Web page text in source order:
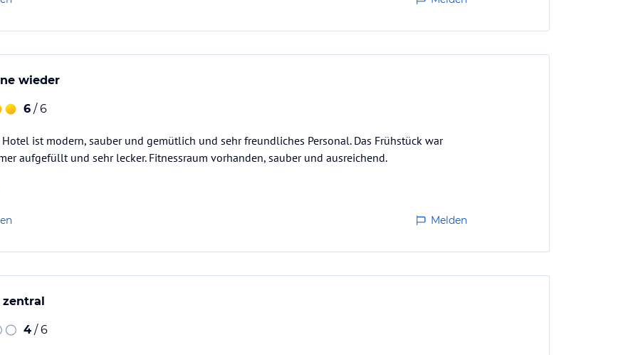
wieder
6 / 6
Hotel ist modern, sauber und gemütlich und sehr freundliches Personal. Das Frühstück war
aufgefüllt und sehr lecker. Fitnessraum vorhanden, sauber und ausreichend.
Melden
4 / 6